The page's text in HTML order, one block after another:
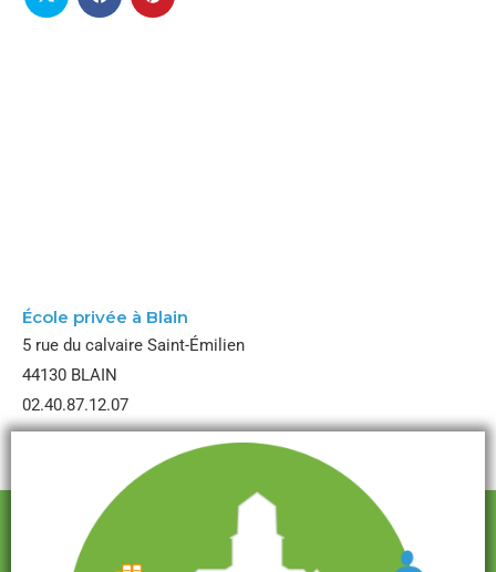
École privée à Blain
5 rue du calvaire Saint-Émilien
44130 BLAIN
02.40.87.12.07